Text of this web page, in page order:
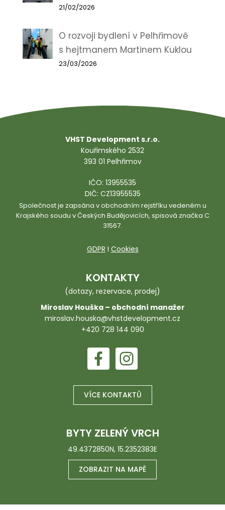
21/02/2026
O rozvoji bydlení v Pelhřimově
s hejtmanem Martinem Kuklou
23/03/2026
VHST Development s.r.o.
Kouřimského 2532
393 01 Pelhřimov
IČO: 13955535
DIČ: CZ13955535
Společnost je zapsána v obchodním rejstříku vedeném u
Krajského soudu v Českých Budějovicích, spisová značka C
31567.
GDPR I Cookies
KONTAKTY
(dotazy, rezervace, prodej)
Miroslav Houška – obchodní manažer
miroslav.houska@vhstdevelopment.cz
+420 728 144 090
VÍCE KONTAKTŮ
BYTY ZELENÝ VRCH
49.4372850N, 15.2352383E
ZOBRAZIT NA MAPĚ